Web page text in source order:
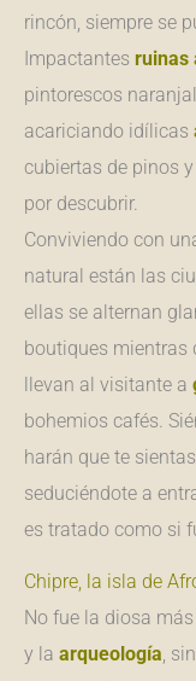
rincón, siempre se
Impactantes ruinas
pintorescos
acariciando idílicas
cubiertas de pinos
por descubrir.
Conviviendo con
natural están las
ellas se alternan
boutiques mientras
llevan al visitante a
bohemios cafés.
harán que te
seduciéndote a
es tratado como si
Chipre, la isla de
No fue la diosa
y la arqueología,